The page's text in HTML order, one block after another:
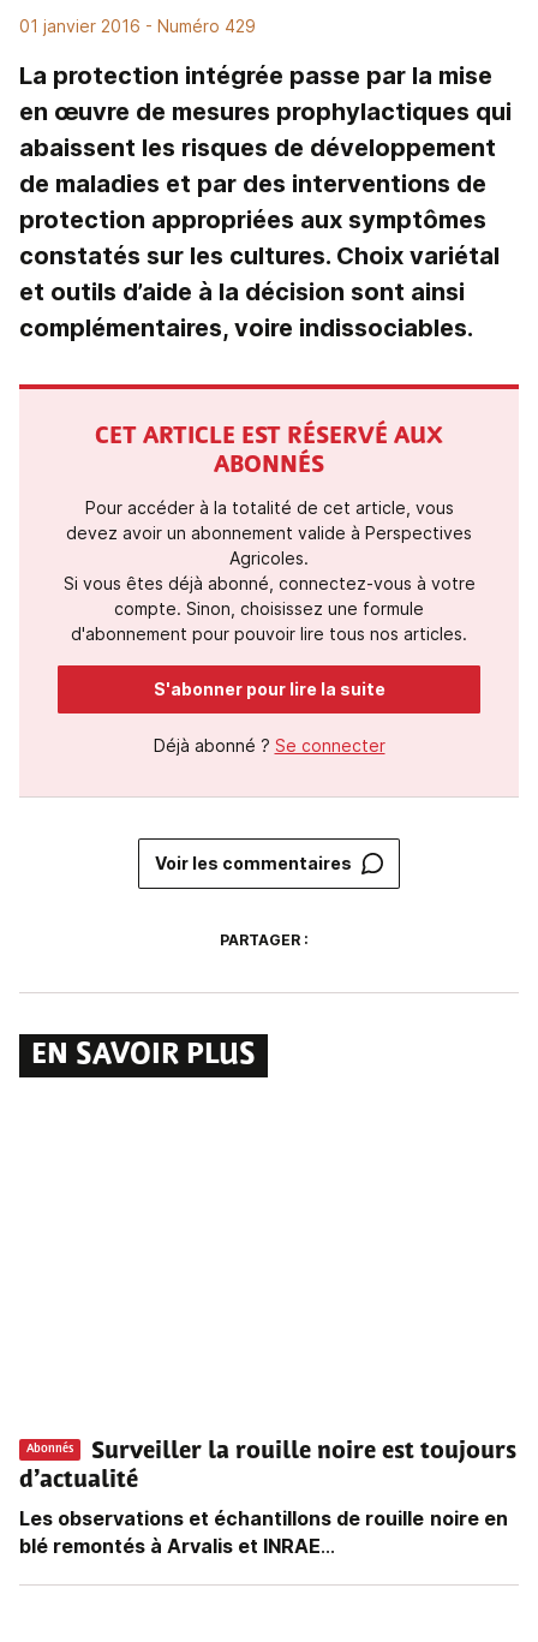
01 janvier 2016 - Numéro 429
La protection intégrée passe par la mise
en œuvre de mesures prophylactiques qui
abaissent les risques de développement
de maladies et par des interventions de
protection appropriées aux symptômes
constatés sur les cultures. Choix variétal
et outils d’aide à la décision sont ainsi
complémentaires, voire indissociables.
CET ARTICLE EST RÉSERVÉ AUX
ABONNÉS
Pour accéder à la totalité de cet article, vous
devez avoir un abonnement valide à Perspectives
Agricoles.
Si vous êtes déjà abonné, connectez-vous à votre
compte. Sinon, choisissez une formule
d'abonnement pour pouvoir lire tous nos articles.
S'abonner pour lire la suite
Déjà abonné ? Se connecter
Voir les commentaires
PARTAGER :
EN SAVOIR PLUS
Abonnés
Surveiller la rouille noire est toujours
d’actualité
Les observations et échantillons de rouille noire en
blé remontés à Arvalis et INRAE...